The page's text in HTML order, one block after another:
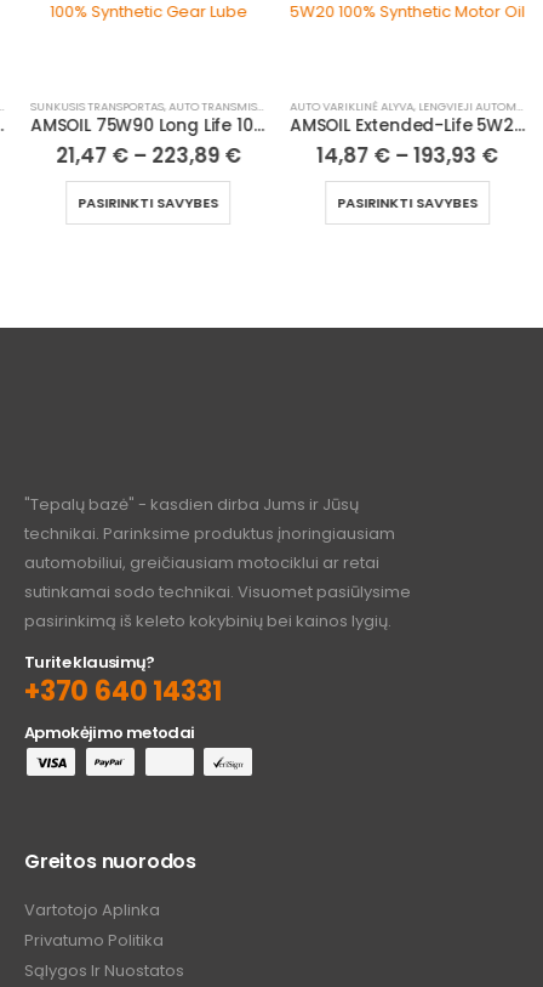
SUNKUSIS TRANSPORTAS,AUTO TRANSMISINĖ ALYVA ,H/D TRANSMISINĖ ALYVA,LENGVIEJI
AMSOIL 75W90 Long Life 100% Synthetic Gear Lube
21,47€–223,89€
PASIRINKTI SAVYBES
AUTO VARIKLINĖ ALYVA,LENGVIEJI AUTOMOBILIAI
AMSOIL Extended-Life 5W20 100% Synthetic Motor Oil
14,87€–193,93 €
PASIRINKTI SAVYBES
"Tepalų bazė" - kasdien dirba Jums ir Jūsų
technikai. Parinksime produktus įnoringiausiam
automobiliui, greičiausiam motociklui ar retai
sutinkamai sodo technikai. Visuomet pasiūlysime
pasirinkimą iš keleto kokybinių bei kainos lygių.
Turite klausimų?
+370 640 14331
Apmokėjimo metodai
Greitos nuorodos
Vartotojo Aplinka
Privatumo Politika
Sąlygos Ir Nuostatos